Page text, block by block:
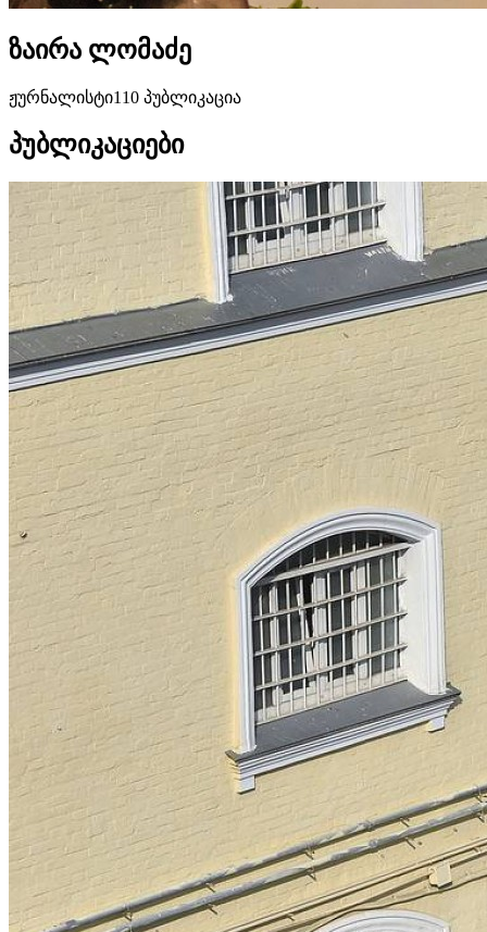
ზაირა ლომაძე
ჟურნალისტი110 პუბლიკაცია
პუბლიკაციები